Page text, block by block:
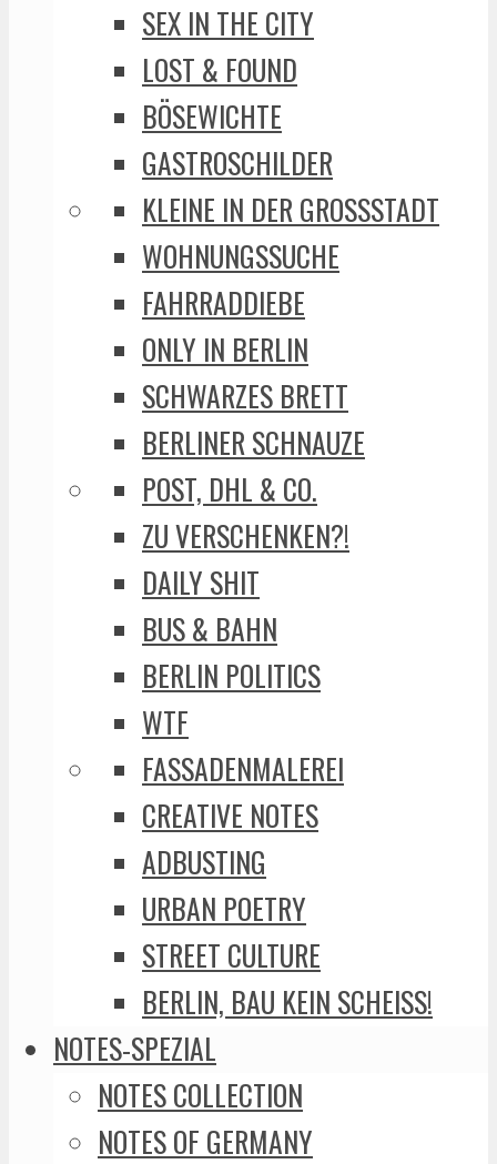
SEX IN THE CITY
LOST & FOUND
BÖSEWICHTE
GASTROSCHILDER
KLEINE IN DER GROSSSTADT
WOHNUNGSSUCHE
FAHRRADDIEBE
ONLY IN BERLIN
SCHWARZES BRETT
BERLINER SCHNAUZE
POST, DHL & CO.
ZU VERSCHENKEN?!
DAILY SHIT
BUS & BAHN
BERLIN POLITICS
WTF
FASSADENMALEREI
CREATIVE NOTES
ADBUSTING
URBAN POETRY
STREET CULTURE
BERLIN, BAU KEIN SCHEISS!
NOTES-SPEZIAL
NOTES COLLECTION
NOTES OF GERMANY